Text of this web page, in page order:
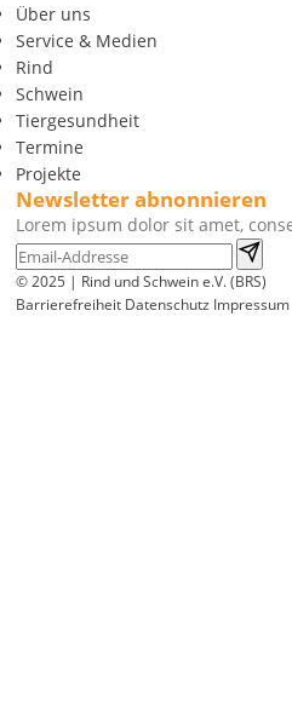
Über uns
Service & Medien
Rind
Schwein
Tiergesundheit
Termine
Projekte
Newsletter abnonnieren
Lorem ipsum dolor sit amet,
© 2025 | Rind und Schwein e.V. (BRS)
Barrierefreiheit Datenschutz Impressum